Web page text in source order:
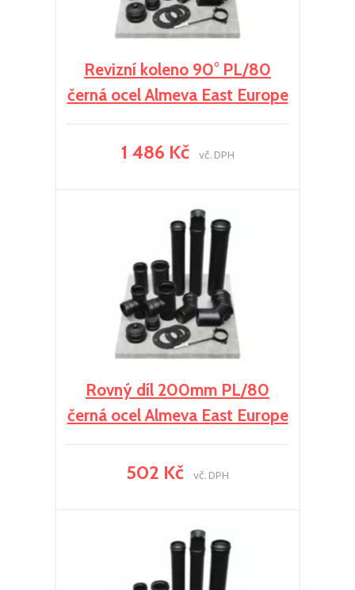
Revizní koleno 90° PL/80
černá ocel Almeva East Europe
1 486 Kč vč. DPH
Rovný díl 200mm PL/80
černá ocel Almeva East Europe
502 Kč vč. DPH